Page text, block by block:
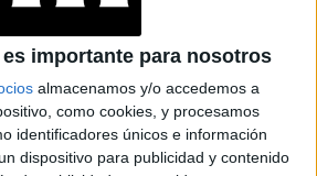
importante para nosotros
almacenamos y/o accedemos a
como cookies, y procesamos
identificadores únicos e información
dispositivo para publicidad y contenido
TENDENCIAS DE
DIOR Y SAINT
LAURENT
LA REINA CAMILA,
DESLUMBRA EN
PARÍS CON UN
ELEGANTE ATUENDO